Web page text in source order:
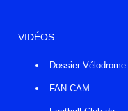
VIDÉOS
Dossier Vélodrome
FAN CAM